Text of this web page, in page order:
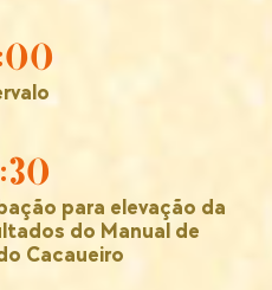
para elevação da
do Manual de
Cacaueiro